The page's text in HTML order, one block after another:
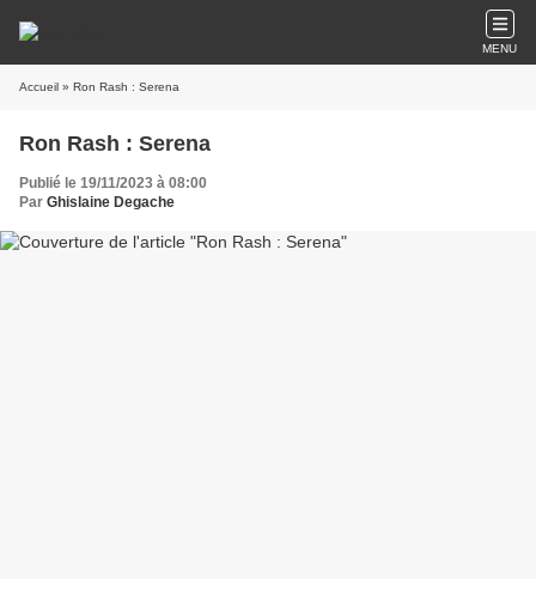
MENU
Accueil » Ron Rash : Serena
Ron Rash : Serena
Publié le 19/11/2023 à 08:00
Par Ghislaine Degache